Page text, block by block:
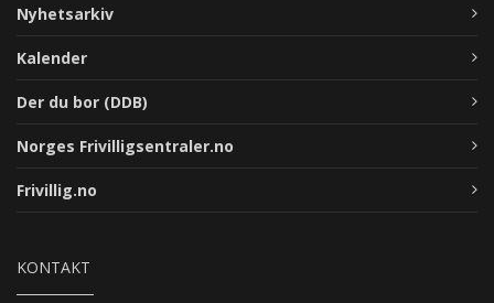
Nyhetsarkiv
Kalender
Der du bor (DDB)
Norges Frivilligsentraler.no
Frivillig.no
KONTAKT